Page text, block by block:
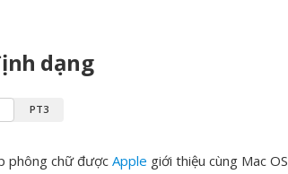
dạng
PT3
phông chữ được Apple giới thiệu cùng Mac OS